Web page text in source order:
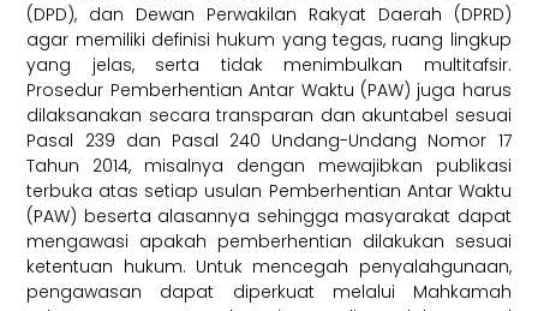
(DPD), dan Dewan Perwakilan Rakyat Daerah (DPRD)
agar memiliki definisi hukum yang tegas, ruang lingkup
yang jelas, serta tidak menimbulkan multitafsir.
Prosedur Pemberhentian Antar Waktu (PAW) juga harus
dilaksanakan secara transparan dan akuntabel sesuai
Pasal 239 dan Pasal 240 Undang-Undang Nomor 17
Tahun 2014, misalnya dengan mewajibkan publikasi
terbuka atas setiap usulan Pemberhentian Antar Waktu
(PAW) beserta alasannya sehingga masyarakat dapat
mengawasi apakah pemberhentian dilakukan sesuai
ketentuan hukum. Untuk mencegah penyalahgunaan,
pengawasan dapat diperkuat melalui Mahkamah